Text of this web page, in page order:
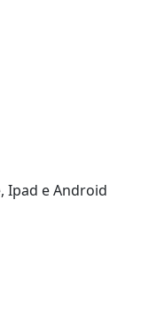
Ipad e Android